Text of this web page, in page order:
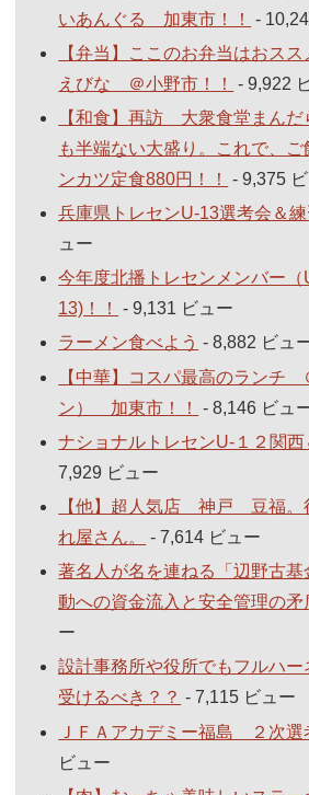
いあんぐる 加東市！！
-
【弁当】ここのお弁当はおス
えびな ＠小野市！！
- 9,922
【和食】再訪 大衆食堂まんだ
も半端ない大盛り。これで、ご
ンカツ定食880円！！
- 9,375
兵庫県トレセンU-13選考会＆練
ュー
今年度北播トレセンメンバー
13)！！
- 9,131 ビュー
ラーメン食べよう - 8,882 ビュ
【中華】コスパ最高のランチ
ン） 加東市！！
- 8,146 ビュ
ナショナルトレセンU-１２関西
7,929 ビュー
【他】超人気店 神戸 豆福。
れ屋さん。
- 7,614 ビュー
著名人が名を連ねる「辺野古
動への資金流入と安全管理の矛
ー
設計事務所や役所でもフルハ
受けるべき？？ - 7,115 ビュー
ＪＦＡアカデミー福島 ２次選
ビュー